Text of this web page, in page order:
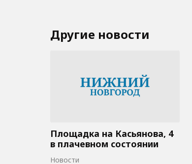
Другие новости
Площадка на Касьянова, 4
в плачевном состоянии
Новости